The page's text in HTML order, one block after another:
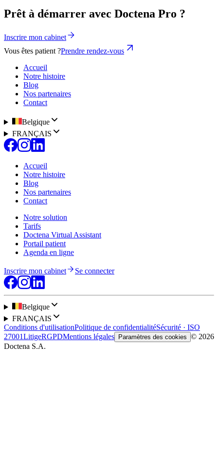
Prêt à démarrer avec Doctena Pro ?
Inscrire mon cabinet
Vous êtes patient ?Prendre rendez-vous
Accueil
Notre histoire
Blog
Nos partenaires
Contact
Belgique
FRANÇAIS
Accueil
Notre histoire
Blog
Nos partenaires
Contact
Notre solution
Tarifs
Doctena Virtual Assistant
Portail patient
Agenda en ligne
Inscrire mon cabinet Se connecter
Belgique
FRANÇAIS
Conditions d'utilisationPolitique de confidentialitéSécurité · ISO
27001LitigeRGPDMentions légales Paramètres des cookies © 2026
Doctena S.A.